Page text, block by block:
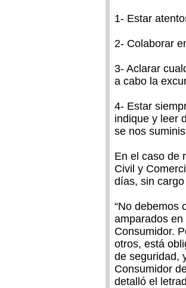
1- Estar
2- Colaborar
3- Aclarar
a cabo la
4- Estar
indique y leer
se nos
En el caso de
Civil y
días, sin
“No debemos
amparados
Consumidor.
otros, está
de seguridad,
Consumidor
detalló el